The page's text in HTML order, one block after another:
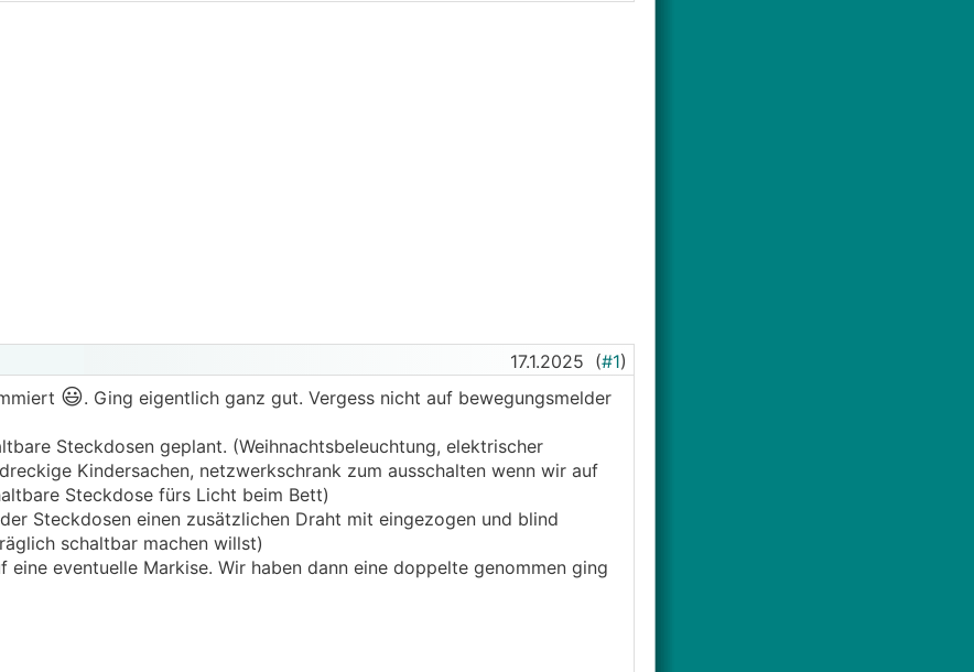
17.1.2025 (#1)
😃. Ging eigentlich ganz gut. Vergess nicht auf bewegungsmelder
Steckdosen geplant. (Weihnachtsbeleuchtung, elektrischer
Kindersachen, netzwerkschrank zum ausschalten wenn wir auf
Steckdose fürs Licht beim Bett)
Steckdosen einen zusätzlichen Draht mit eingezogen und blind
schaltbar machen willst)
eventuelle Markise. Wir haben dann eine doppelte genommen ging